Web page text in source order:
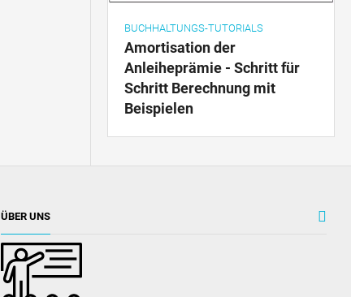
BUCHHALTUNGS-TUTORIALS
Amortisation der
Anleiheprämie - Schritt für
Schritt Berechnung mit
Beispielen
ÜBER UNS